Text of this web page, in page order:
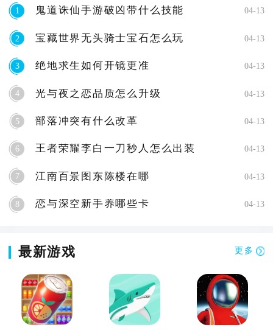
1 鬼道诛仙手游破凶带什么技能 04-13
2 宝藏世界无头骑士宝石怎么玩 04-13
3 绝地求生如何开镜更准 04-13
4 光与夜之恋品质怎么升级 04-13
5 部落冲突有什么改革 04-13
6 王者荣耀李白一刀秒人怎么出装 04-13
7 江南百景图东陈楼在哪 04-13
8 恋与深空新手养哪些卡 04-13
最新游戏 更多